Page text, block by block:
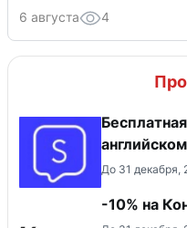
6 августа 4
До 31 декабря,
-10% на